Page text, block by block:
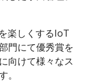
楽しくするIoT
門にて優秀賞を
向けて様々なス
。